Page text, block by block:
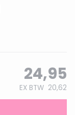
24,95
EX BTW 20,62